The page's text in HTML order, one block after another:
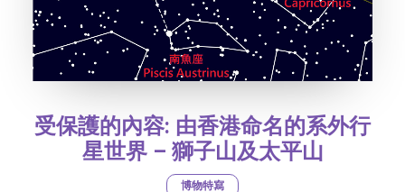
受保護的內容: 由香港命名的系外行
星世界 – 獅子山及太平山
博物特寫